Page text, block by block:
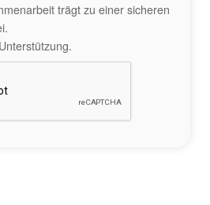
trägt zu einer sicheren